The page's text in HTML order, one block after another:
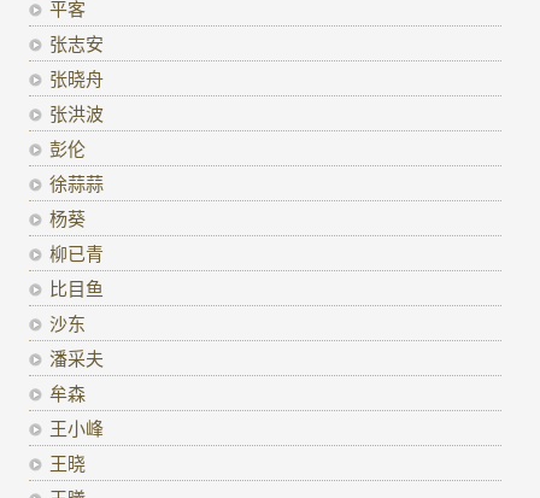
平客
张志安
张晓舟
张洪波
彭伦
徐蒜蒜
杨葵
柳已青
比目鱼
沙东
潘采夫
牟森
王小峰
王晓